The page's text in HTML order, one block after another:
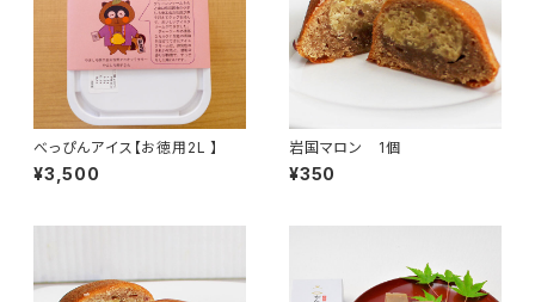
べっぴんアイス【お徳用2L 】
¥3,500
岩国マロン 1個
¥350